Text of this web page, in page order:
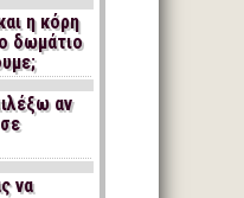
η κόρη
δωμάτιο
αν
να